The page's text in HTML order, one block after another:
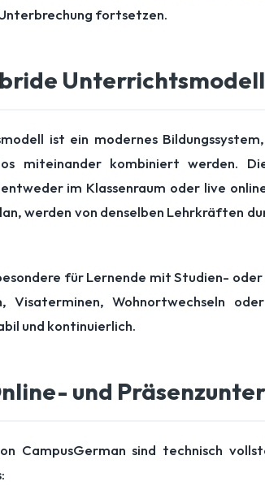
fortsetzen.
ist ein modernes
miteinander kombiniert werden.
im Klassenraum oder live
werden von denselben Lehrkräften
für Lernende mit Studien-
Visaterminen, Wohnortwechseln
und kontinuierlich.
und
CampusGerman sind technisch